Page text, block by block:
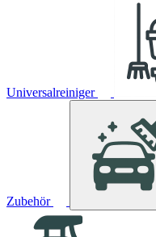
Universalreiniger
Zubehör